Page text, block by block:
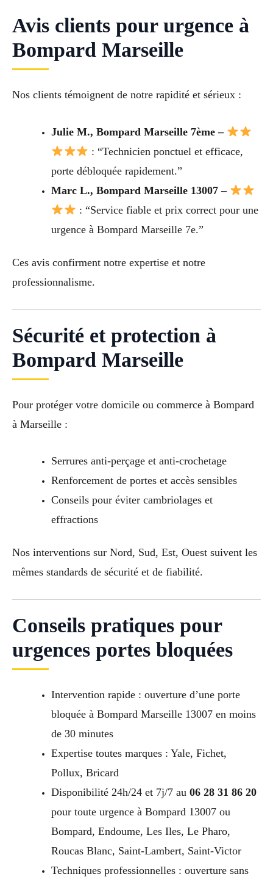
Avis clients pour urgence à
Bompard Marseille
Nos clients témoignent de notre rapidité et sérieux :
Julie M., Bompard Marseille 7ème –
: “Technicien ponctuel et efficace,
porte débloquée rapidement.”
Marc L., Bompard Marseille 13007 –
: “Service fiable et prix correct pour une
urgence à Bompard Marseille 7e.”
Ces avis confirment notre expertise et notre
professionnalisme.
Sécurité et protection à
Bompard Marseille
Pour protéger votre domicile ou commerce à Bompard
à Marseille :
Serrures anti-perçage et anti-crochetage
Renforcement de portes et accès sensibles
Conseils pour éviter cambriolages et
effractions
Nos interventions sur Nord, Sud, Est, Ouest suivent les
mêmes standards de sécurité et de fiabilité.
Conseils pratiques pour
urgences portes bloquées
Intervention rapide : ouverture d’une porte
bloquée à Bompard Marseille 13007 en moins
de 30 minutes
Expertise toutes marques : Yale, Fichet,
Pollux, Bricard
Disponibilité 24h/24 et 7j/7 au 06 28 31 86 20
pour toute urgence à Bompard 13007 ou
Bompard, Endoume, Les Iles, Le Pharo,
Roucas Blanc, Saint-Lambert, Saint-Victor
Techniques professionnelles : ouverture sans